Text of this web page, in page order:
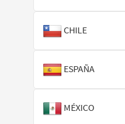
CHILE
ESPAÑA
MÉXICO